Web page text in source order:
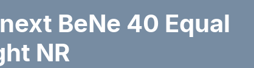
BeNe 40 Equal
NR